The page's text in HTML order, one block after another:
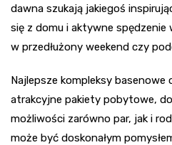
dawna szukają jakiegoś
się z domu i aktywne spędzenie
w przedłużony weekend czy
Najlepsze kompleksy
atrakcyjne pakiety pobytowe,
możliwości zarówno par, jak i
może być doskonałym